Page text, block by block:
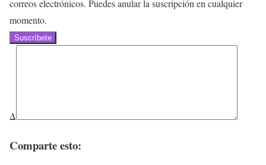
correos electrónicos. Puedes anular la suscripción en cualquier
momento.
Suscríbete
Δ
Comparte esto: